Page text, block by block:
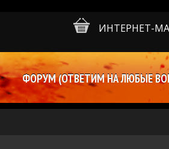
ИНТЕРНЕТ-
ФОРУМ (ОТВЕТИМ НА ЛЮБЫЕ